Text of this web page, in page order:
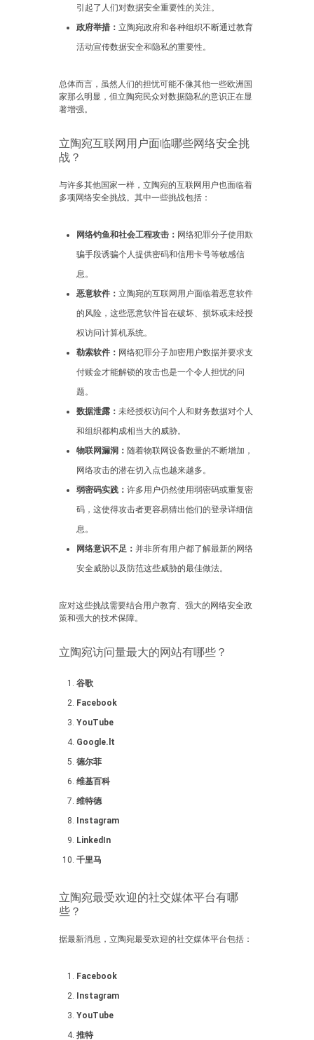
引起了人们对数据安全重要性的关注。
政府举措： 立陶宛政府和各种组织不断通过教育
活动宣传数据安全和隐私的重要性。
总体而言，虽然人们的担忧可能不像其他一些欧洲国
家那么明显，但立陶宛民众对数据隐私的意识正在显
著增强。
立陶宛互联网用户面临哪些网络安全挑
战？
与许多其他国家一样，立陶宛的互联网用户也面临着
多项网络安全挑战。其中一些挑战包括：
网络钓鱼和社会工程攻击： 网络犯罪分子使用欺
骗手段诱骗个人提供密码和信用卡号等敏感信
息。
恶意软件： 立陶宛的互联网用户面临着恶意软件
的风险，这些恶意软件旨在破坏、损坏或未经授
权访问计算机系统。
勒索软件： 网络犯罪分子加密用户数据并要求支
付赎金才能解锁的攻击也是一个令人担忧的问
题。
数据泄露： 未经授权访问个人和财务数据对个人
和组织都构成相当大的威胁。
物联网漏洞： 随着物联网设备数量的不断增加，
网络攻击的潜在切入点也越来越多。
弱密码实践： 许多用户仍然使用弱密码或重复密
码，这使得攻击者更容易猜出他们的登录详细信
息。
网络意识不足： 并非所有用户都了解最新的网络
安全威胁以及防范这些威胁的最佳做法。
应对这些挑战需要结合用户教育、强大的网络安全政
策和强大的技术保障。
立陶宛访问量最大的网站有哪些？
谷歌
Facebook
YouTube
Google.lt
德尔菲
维基百科
维特德
Instagram
LinkedIn
千里马
立陶宛最受欢迎的社交媒体平台有哪
些？
据最新消息，立陶宛最受欢迎的社交媒体平台包括：
Facebook
Instagram
YouTube
推特